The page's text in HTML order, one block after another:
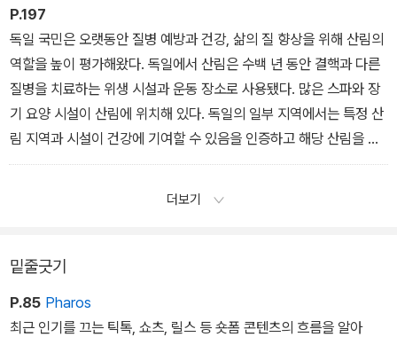
점이 다르므로 치유농업을 칭하는 용어가 다양하다. 치유농업은 기본
적으로 농업 활동을 중심으로 한다는 점에서 녹색치유(Green Care)
의 범주에 포함된다.
P.197
독일 국민은 오랫동안 질병 예방과 건강, 삶의 질 향상을 위해 산림의
역할을 높이 평가해왔다. 독일에서 산림은 수백 년 동안 결핵과 다른
질병을 치료하는 위생 시설과 운동 장소로 사용됐다. 많은 스파와 장
기 요양 시설이 산림에 위치해 있다. 독일의 일부 지역에서는 특정 산
림 지역과 시설이 건강에 기여할 수 있음을 인증하고 해당 산림을 건
강 증진 목적으로 사용하는 것을 공공의료보험에 포함시키기도 했다.
료를 위해 특정 산림 지역을 이용할 수 있도록 허용하는 법안을 통과
더보기
밑줄긋기
P.85 Pharos
최근 인기를 끄는 틱톡, 쇼츠, 릴스 등 숏폼 콘텐츠의 흐름을 알아